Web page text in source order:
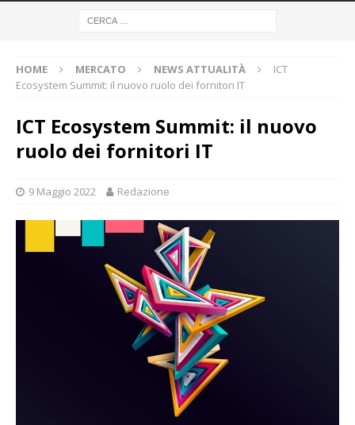
HOME MERCATO NEWS ATTUALITÀ
ICT
Ecosystem Summit: il nuovo ruolo dei fornitori IT
ICT Ecosystem Summit: il nuovo
ruolo dei fornitori IT
9 Maggio 2022 Redazione